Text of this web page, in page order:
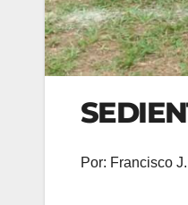
Por: Francisco